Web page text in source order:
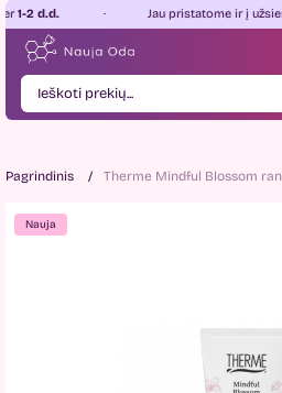
d.d. Jau pristatome ir į užsienį!
Pagrindinis Therme Mindful Blossom
Nauja